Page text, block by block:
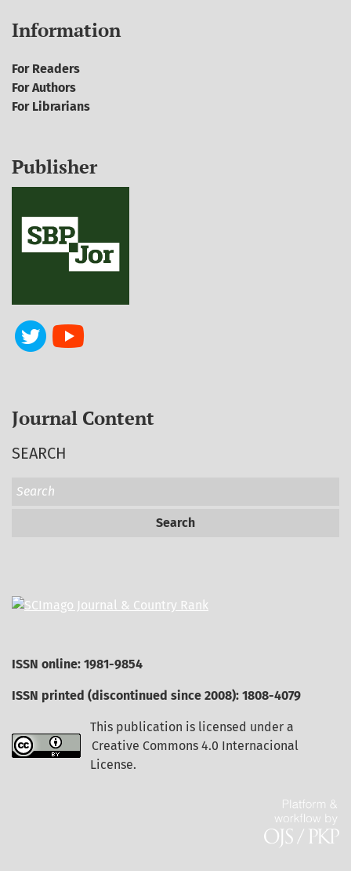
Information
For Readers
For Authors
For Librarians
Publisher
Journal Content
SEARCH
Search
ISSN online: 1981-9854
ISSN printed (discontinued since 2008): 1808-4079
This publication is licensed under a
Creative Commons 4.0 Internacional
License.